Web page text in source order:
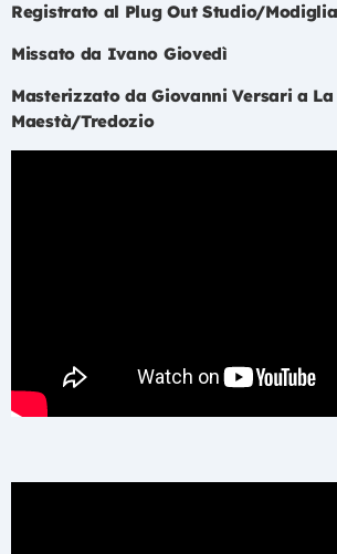
Registrato al Plug Out Studio/
Missato da Ivano Giovedì
Masterizzato da Giovanni Versari a La
Maestà/Tredozio